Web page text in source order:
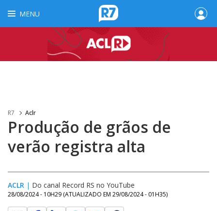
MENU
R7 Aclr
Produção de grãos de
verão registra alta
ACLR | Do canal Record RS no YouTube
28/08/2024 - 10H29 (ATUALIZADO EM 29/08/2024 - 01H35)